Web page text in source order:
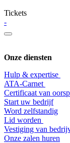
Tickets
-
Onze diensten
Hulp & expertise
​ATA-Carnet
Certificaat van
Start uw bedrijf
Word zelfstandig
Lid worden
​Vestiging van
Onze zalen huren